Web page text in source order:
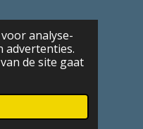
analyse-
advertenties.
de site gaat